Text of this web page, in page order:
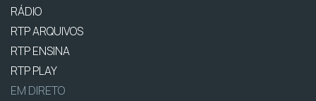
RÁDIO
RTP ARQUIVOS
RTP ENSINA
RTP PLAY
EM DIRETO